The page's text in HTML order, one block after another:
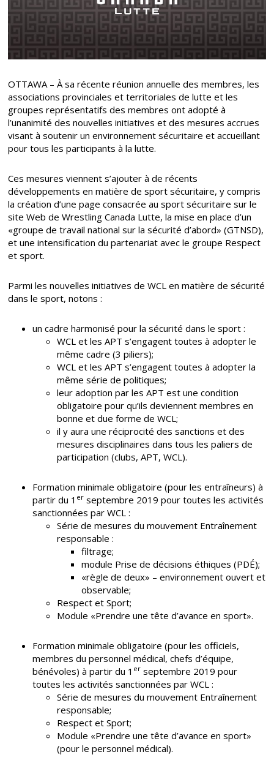
OTTAWA – À sa récente réunion annuelle des membres, les
associations provinciales et territoriales de lutte et les
groupes représentatifs des membres ont adopté à
l’unanimité des nouvelles initiatives et des mesures accrues
visant à soutenir un environnement sécuritaire et accueillant
pour tous les participants à la lutte.
Ces mesures viennent s’ajouter à de récents
développements en matière de sport sécuritaire, y compris
la création d’une page consacrée au sport sécuritaire sur le
site Web de Wrestling Canada Lutte, la mise en place d’un
«groupe de travail national sur la sécurité d’abord» (GTNSD),
et une intensification du partenariat avec le groupe Respect
et sport.
Parmi les nouvelles initiatives de WCL en matière de sécurité
dans le sport, notons :
un cadre harmonisé pour la sécurité dans le sport :
WCL et les APT s’engagent toutes à adopter le
même cadre (3 piliers);
WCL et les APT s’engagent toutes à adopter la
même série de politiques;
leur adoption par les APT est une condition
obligatoire pour qu’ils deviennent membres en
bonne et due forme de WCL;
il y aura une réciprocité des sanctions et des
mesures disciplinaires dans tous les paliers de
participation (clubs, APT, WCL).
Formation minimale obligatoire (pour les entraîneurs) à
partir du 1 er septembre 2019 pour toutes les activités
sanctionnées par WCL :
Série de mesures du mouvement Entraînement
responsable :
filtrage;
module Prise de décisions éthiques (PDÉ);
«règle de deux» – environnement ouvert et
observable;
Respect et Sport;
Module «Prendre une tête d’avance en sport».
Formation minimale obligatoire (pour les officiels,
membres du personnel médical, chefs d’équipe,
bénévoles) à partir du 1 er septembre 2019 pour
toutes les activités sanctionnées par WCL :
Série de mesures du mouvement Entraînement
responsable;
Respect et Sport;
Module «Prendre une tête d’avance en sport»
(pour le personnel médical).